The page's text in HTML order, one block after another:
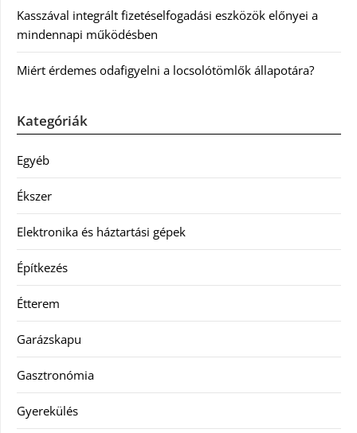
Kasszával integrált fizetéselfogadási eszközök előnyei a
mindennapi működésben
Miért érdemes odafigyelni a locsolótömlők állapotára?
Kategóriák
Egyéb
Ékszer
Elektronika és háztartási gépek
Építkezés
Étterem
Garázskapu
Gasztronómia
Gyerekülés